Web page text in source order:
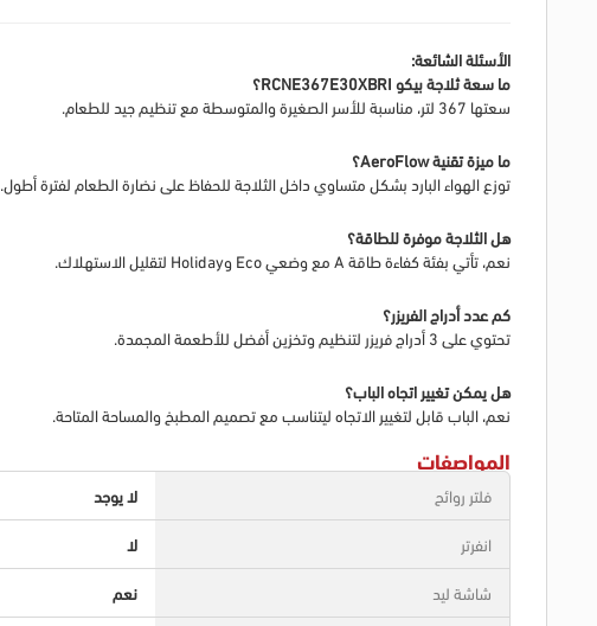
الأسئلة الشائعة:
ما سعة ثلاجة بيكو RCNE367E30XBRI؟
سعتها 367 لتر، مناسبة للأسر الصغيرة والمتوسطة مع تنظيم جيد للطعام.
ما ميزة تقنية AeroFlow؟
توزع الهواء البارد بشكل متساوي داخل الثلاجة للحفاظ على نضارة الطعام لفترة أطول.
هل الثلاجة موفرة للطاقة؟
نعم، تأتي بفئة كفاءة طاقة A مع وضعي Eco وHoliday لتقليل الاستهلاك.
كم عدد أدراج الفريزر؟
تحتوي على 3 أدراج فريزر لتنظيم وتخزين أفضل للأطعمة المجمدة.
هل يمكن تغيير اتجاه الباب؟
نعم، الباب قابل لتغيير الاتجاه ليتناسب مع تصميم المطبخ والمساحة المتاحة.
المواصفات
فلتر روائح لا يوجد
انفرتر
لا
شاشة ليد
نعم